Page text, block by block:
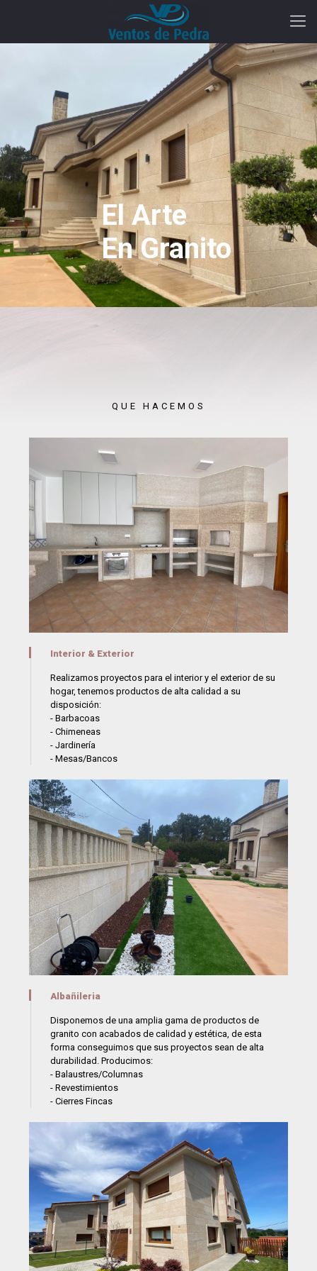
El Arte
En Granito
QUE HACEMOS
Interior & Exterior
Realizamos proyectos para el interior y el exterior de su
hogar, tenemos productos de alta calidad a su
disposición:
- Barbacoas
- Chimeneas
- Jardinería
- Mesas/Bancos
Albañileria
Disponemos de una amplia gama de productos de
granito con acabados de calidad y estética, de esta
forma conseguimos que sus proyectos sean de alta
durabilidad. Producimos:
- Balaustres/Columnas
- Revestimientos
- Cierres Fincas